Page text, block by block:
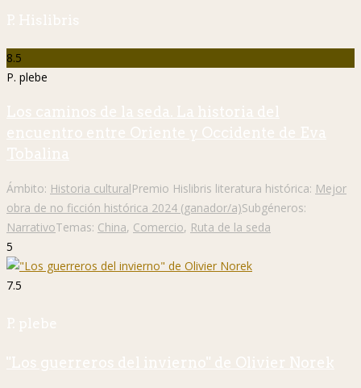
P. Hislibris
8.5
P. plebe
Los caminos de la seda. La historia del
encuentro entre Oriente y Occidente de Eva
Tobalina
Ámbito: Historia culturalPremio Hislibris literatura histórica: Mejor
obra de no ficción histórica 2024 (ganador/a)Subgéneros:
NarrativoTemas: China, Comercio, Ruta de la seda
5
7.5
P. plebe
"Los guerreros del invierno" de Olivier Norek